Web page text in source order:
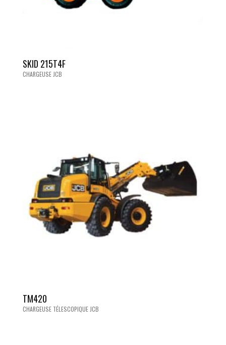
SKID 215T4F
CHARGEUSE JCB
TM420
CHARGEUSE TÉLESCOPIQUE JCB